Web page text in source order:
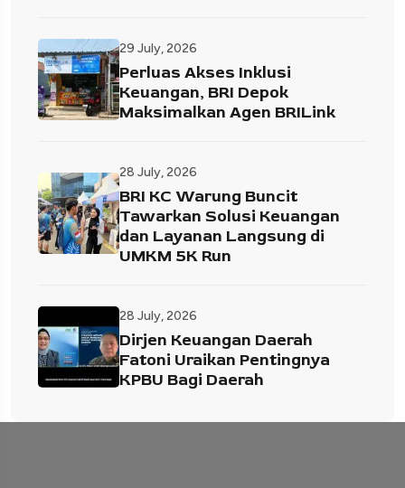
29 July, 2026
Perluas Akses Inklusi
Keuangan, BRI Depok
Maksimalkan Agen BRILink
28 July, 2026
BRI KC Warung Buncit
Tawarkan Solusi Keuangan
dan Layanan Langsung di
UMKM 5K Run
28 July, 2026
Dirjen Keuangan Daerah
Fatoni Uraikan Pentingnya
KPBU Bagi Daerah